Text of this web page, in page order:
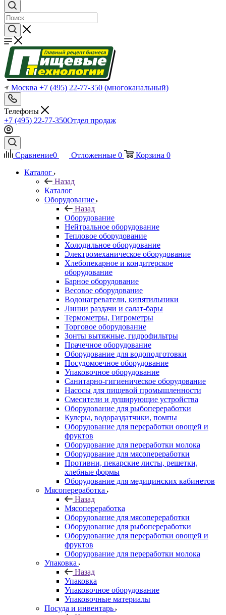
Москва +7 (495) 22-77-350 (многоканальный)
Телефоны
+7 (495) 22-77-350Отдел продаж
Сравнение0 Отложенные 0 Корзина 0
Каталог
Назад
Каталог
Оборудование
Назад
Оборудование
Нейтральное оборудование
Тепловое оборудование
Холодильное оборудование
Электромеханическое оборудование
Хлебопекарное и кондитерское
оборудование
Барное оборудование
Весовое оборудование
Водонагреватели, кипятильники
Линии раздачи и салат-бары
Термометры, Гигрометры
Торговое оборудование
Зонты вытяжные, гидрофильтры
Прачечное оборудование
Оборудование для водоподготовки
Посудомоечное оборудование
Упаковочное оборудование
Санитарно-гигиеническое оборудование
Насосы для пищевой промышленности
Смесители и душирующие устройства
Оборудование для рыбопереработки
Кулеры, водораздатчики, помпы
Оборудование для переработки овощей и
фруктов
Оборудование для переработки молока
Оборудование для мясопереработки
Противни, пекарские листы, решетки,
хлебные формы
Оборудование для медицинских кабинетов
Мясопереработка
Назад
Мясопереработка
Оборудование для мясопереработки
Оборудование для рыбопереработки
Оборудование для переработки овощей и
фруктов
Оборудование для переработки молока
Упаковка
Назад
Упаковка
Упаковочное оборудование
Упаковочные материалы
Посуда и инвентарь